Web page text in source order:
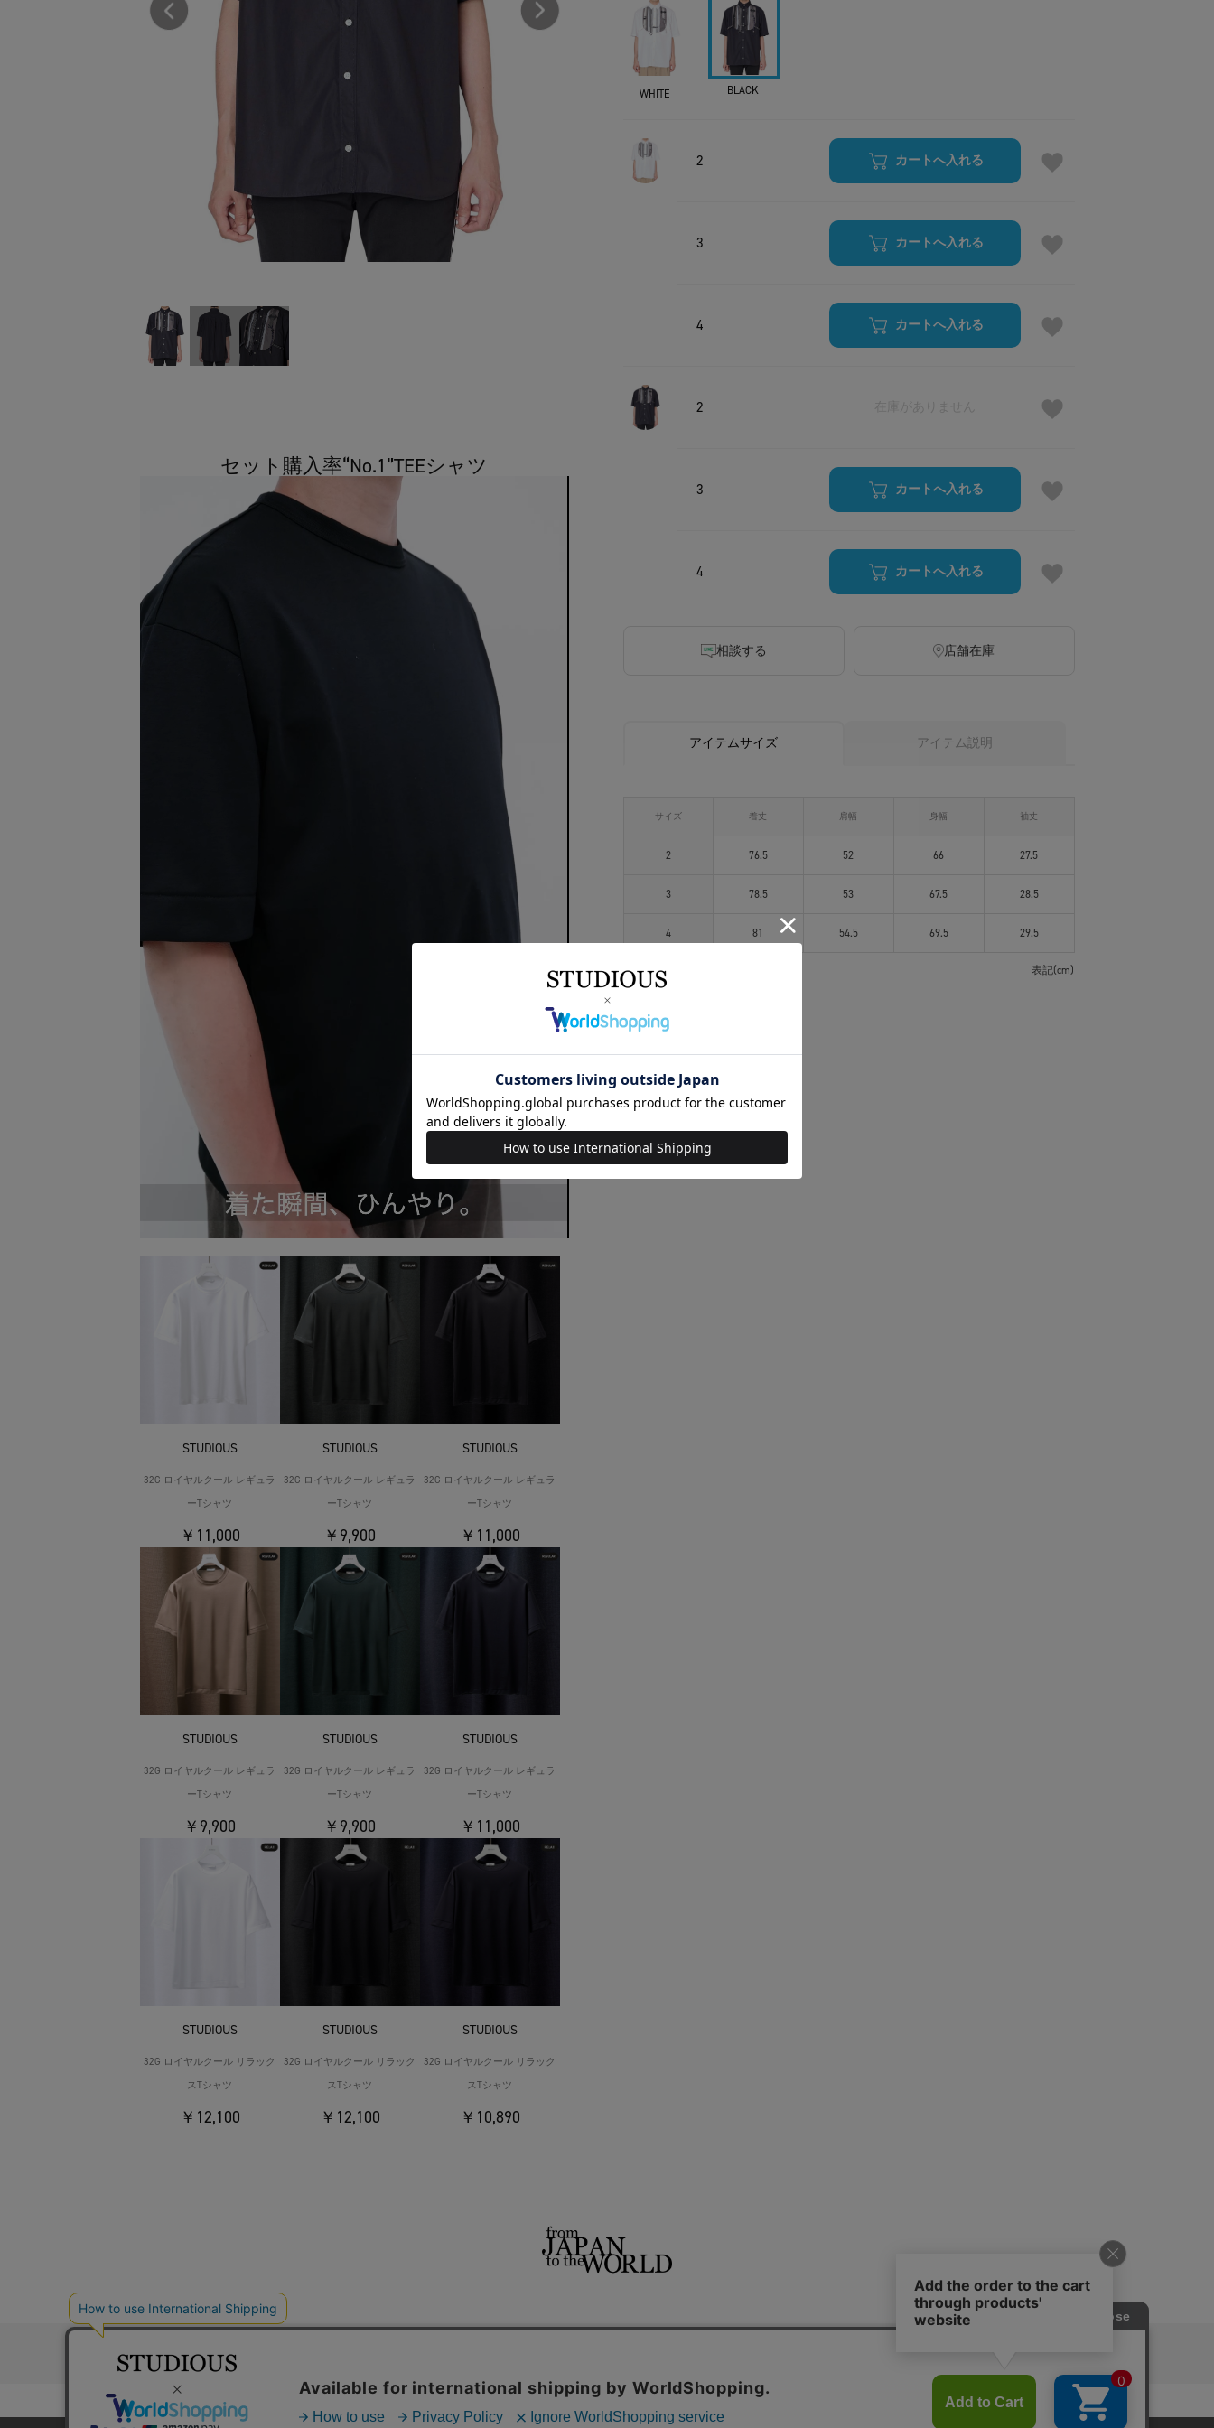
セット購入率“No.1”TEEシャツ
STUDIOUS
32G ロイヤルクール レギュラ
ーTシャツ
￥11,000
STUDIOUS
32G ロイヤルクール レギュラ
ーTシャツ
￥9,900
STUDIOUS
32G ロイヤルクール レギュラ
ーTシャツ
￥11,000
STUDIOUS
32G ロイヤルクール レギュラ
ーTシャツ
￥9,900
STUDIOUS
32G ロイヤルクール レギュラ
ーTシャツ
￥9,900
STUDIOUS
32G ロイヤルクール レギュラ
ーTシャツ
￥11,000
STUDIOUS
32G ロイヤルクール リラック
スTシャツ
￥12,100
STUDIOUS
32G ロイヤルクール リラック
スTシャツ
￥12,100
STUDIOUS
32G ロイヤルクール リラック
スTシャツ
￥10,890
WHITE BLACK
2 カートへ入れる
3 カートへ入れる
4 カートへ入れる
2
3 カートへ入れる
4 カートへ入れる
相談する 店舗在庫
アイテムサイズ アイテム説明
サイズ 着丈 肩幅 身幅 袖丈
2 76.5 52 66 27.5
3 78.5 53 67.5 28.5
4 81 54.5 69.5 29.5
表記(cm)
コーポレートサイト 採用サイト THE TOKYO CONZ UNITED TOKYO PUBLIC TOKYO